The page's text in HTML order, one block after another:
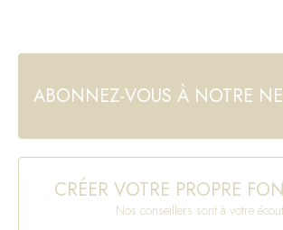
ABONNEZ-VOUS À NOTRE
CRÉER VOTRE PROPRE
Nos conseillers sont à votre